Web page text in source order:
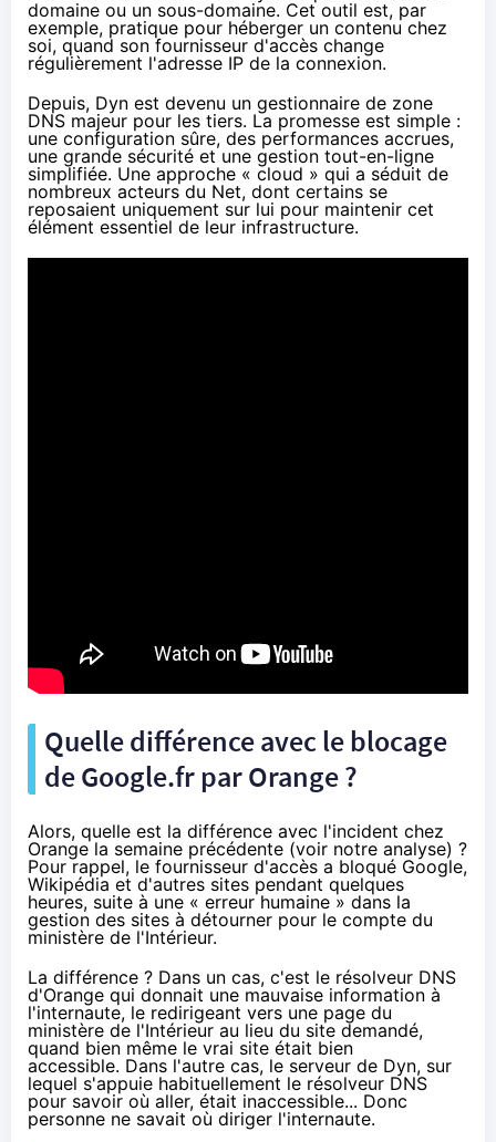
domaine ou un sous-domaine. Cet outil est, par
exemple, pratique pour héberger un contenu chez
soi, quand son fournisseur d'accès change
régulièrement l'adresse IP de la connexion.
Depuis, Dyn est devenu un gestionnaire de zone
DNS majeur pour les tiers. La promesse est simple :
une configuration sûre, des performances accrues,
une grande sécurité et une gestion tout-en-ligne
simplifiée. Une approche « cloud » qui a séduit de
nombreux acteurs du Net, dont certains se
reposaient uniquement sur lui pour maintenir cet
élément essentiel de leur infrastructure.
Quelle différence avec le blocage
de Google.fr parOrange?
Alors, quelle est la différence avec l'incident chez
Orangela semaine précédente (voir notre analyse) ?
Pour rappel, le fournisseur d'accès a bloqué Google,
Wikipédia et d'autres sites pendant quelques
heures, suite à une « erreur humaine » dans la
gestion des sites à détourner pour le compte du
ministère de l'Intérieur.
La différence ? Dans un cas, c'est le résolveur DNS
d'Orange qui donnait une mauvaise information à
l'internaute, le redirigeant vers une page du
ministère de l'Intérieur au lieu du site demandé,
quand bien même le vrai site était bien
accessible. Dans l'autre cas, le serveur de Dyn, sur
lequel s'appuie habituellement le résolveur DNS
pour savoir où aller, était inaccessible... Donc
personne ne savait où diriger l'internaute.